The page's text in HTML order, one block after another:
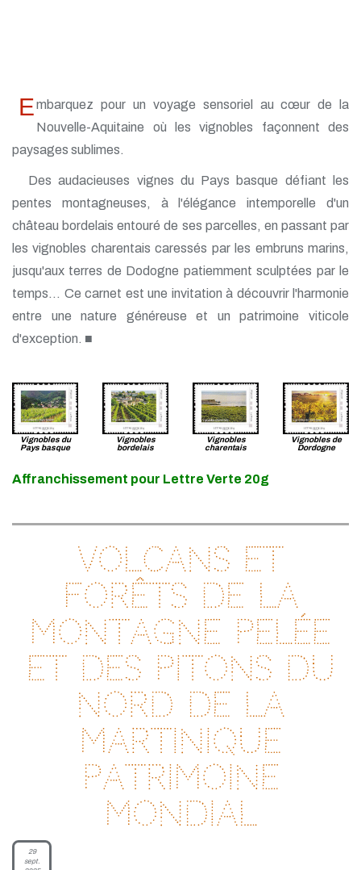
Embarquez pour un voyage sensoriel au cœur de la
Nouvelle-Aquitaine où les vignobles façonnent des
paysages sublimes.
Des audacieuses vignes du Pays basque défiant les
pentes montagneuses, à l'élégance intemporelle d'un
château bordelais entouré de ses parcelles, en passant par
les vignobles charentais caressés par les embruns marins,
jusqu'aux terres de Dodogne patiemment sculptées par le
temps… Ce carnet est une invitation à découvrir l'harmonie
entre une nature généreuse et un patrimoine viticole
d'exception. ■
Vignobles du
Pays basque
Vignobles
bordelais
Vignobles
charentais
Vignobles de
Dordogne
Affranchissement pour Lettre Verte 20g
Volcans et
forêts de la
Montagne pelée
et des pitons du
nord de la
Martinique
Patrimoine
mondial
29
sept.